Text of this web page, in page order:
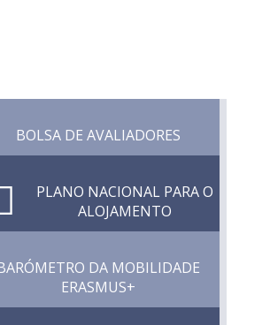
BOLSA DE AVALIADORES
PLANO NACIONAL PARA O
ALOJAMENTO
DA MOBILIDADE
ERASMUS+